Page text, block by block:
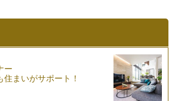
究家の橋本清美です。 今回は秋のスイ
ラン。…
ー
まいがサポート！